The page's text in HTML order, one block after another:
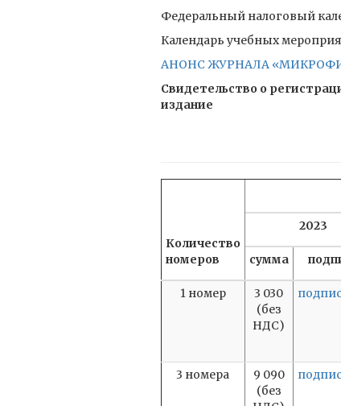
Федеральный налоговый
Календарь учебных
АНОНС ЖУРНАЛА
Свидетельство о
издание
Количество
номеров
2023
сумма
1 номер
3 030
(без
НДС)
3 номера
9 090
(без